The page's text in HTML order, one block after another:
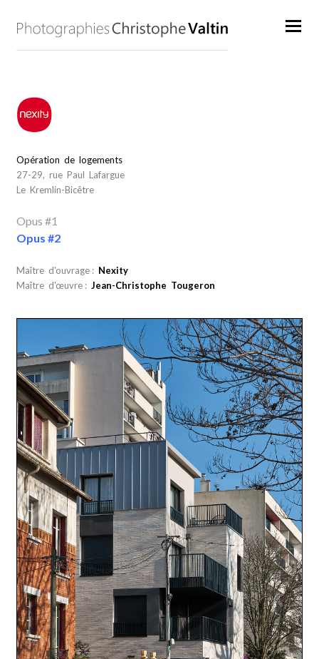
Opération de logements
27-29, rue Paul Lafargue
Le Kremlin-Bicêtre
Opus #1
Opus #2
Maître d'ouvrage : Nexity
Maître d'œuvre : Jean-Christophe Tougeron